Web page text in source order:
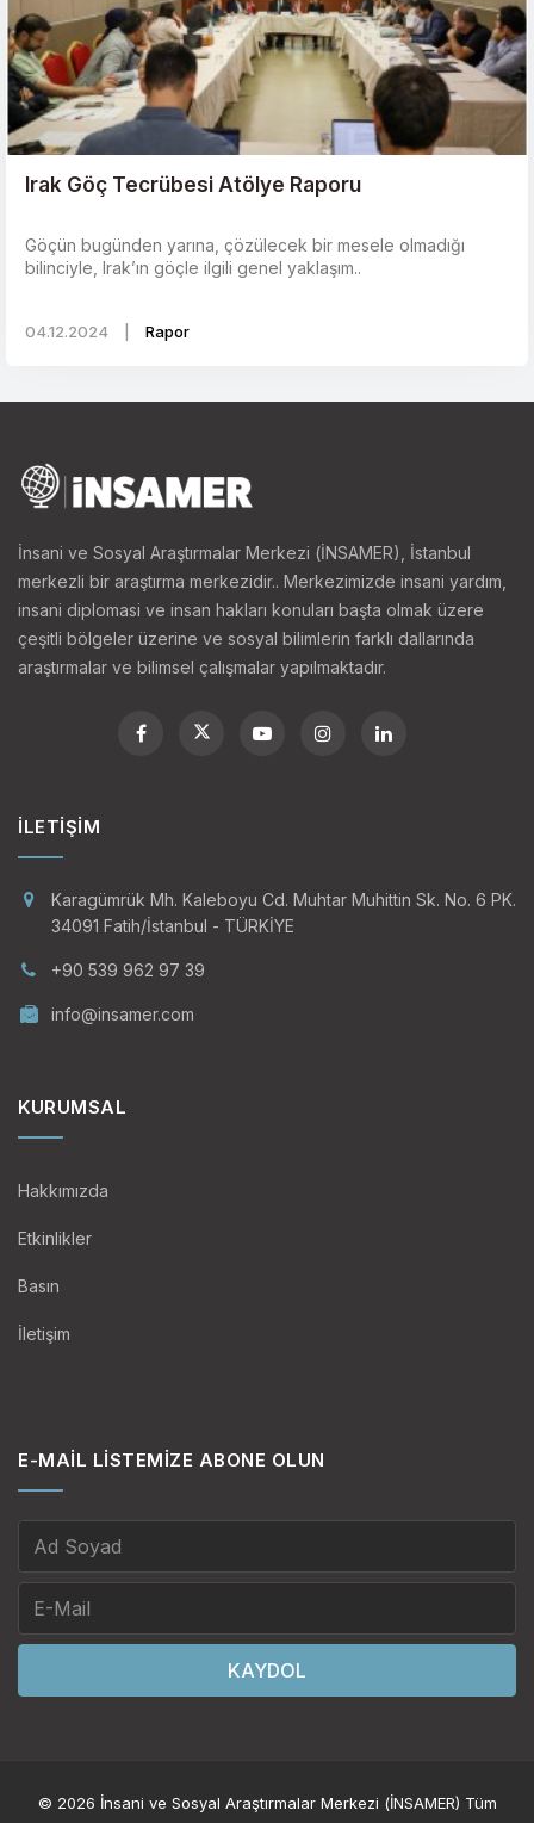
Irak Göç Tecrübesi Atölye Raporu
Göçün bugünden yarına, çözülecek bir mesele olmadığı
bilinciyle, Irak’ın göçle ilgili genel yaklaşım..
04.12.2024 Rapor
İnsani ve Sosyal Araştırmalar Merkezi (İNSAMER), İstanbul
merkezli bir araştırma merkezidir.. Merkezimizde insani yardım,
insani diplomasi ve insan hakları konuları başta olmak üzere
çeşitli bölgeler üzerine ve sosyal bilimlerin farklı dallarında
araştırmalar ve bilimsel çalışmalar yapılmaktadır.
İLETIŞIM
Karagümrük Mh. Kaleboyu Cd. Muhtar Muhittin Sk. No. 6 PK.
34091 Fatih/İstanbul - TÜRKİYE
+90 539 962 97 39
info@insamer.com
KURUMSAL
Hakkımızda
Etkinlikler
Basın
İletişim
E-MAIL LISTEMIZE ABONE OLUN
KAYDOL
© 2026 İnsani ve Sosyal Araştırmalar Merkezi (İNSAMER) Tüm